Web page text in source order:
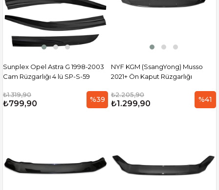
Sunplex Opel Astra G 1998-2003
Cam Rüzgarlığı 4 lü SP-S-59
₺1.319,90
₺799,90 %39
NYF KGM (SsangYong) Musso
2021+ Ön Kaput Rüzgarlığı
₺2.205,90
₺1.299,90 %41